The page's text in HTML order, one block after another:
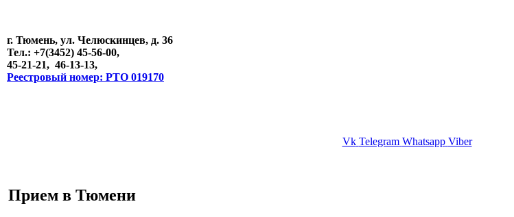
г. Тюмень, ул. Челюскинцев, д. 36
Тел.: +7(3452) 45-56-00,
45-21-21, 46-13-13,
Реестровый номер: РТО 019170
Vk Telegram Whatsapp Viber
Прием в Тюмени